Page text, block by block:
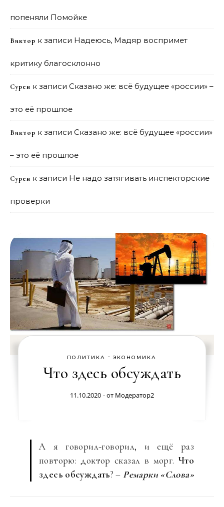
попеняли Помойке
Виктор к записи Надеюсь, Мадяр воспримет
критику благосклонно
Сурен к записи Сказано же: всё будущее «россии» –
это её прошлое
Виктор к записи Сказано же: всё будущее «россии»
– это её прошлое
Сурен к записи Не надо затягивать инспекторские
проверки
ПОЛИТИКА - ЭКОНОМИКА
Что здесь обсуждать
11.10.2020 - от Модератор2
А я говорил-говорил, и ещё раз
повторю: доктор сказал в морг. Что
здесь обсуждать? – Ремарки «Слова»